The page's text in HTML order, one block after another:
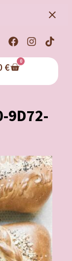
€ 0
9D72-